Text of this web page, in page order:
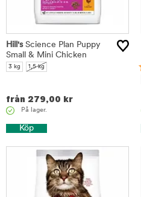
Hill'sScience Plan Puppy
Small & Mini Chicken
3 kg 1,5 kg
från 279,00 kr
På lager.
Köp